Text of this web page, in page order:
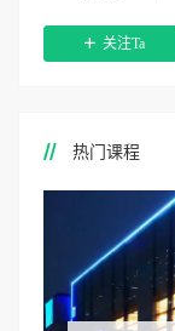
关注Ta
热门课程